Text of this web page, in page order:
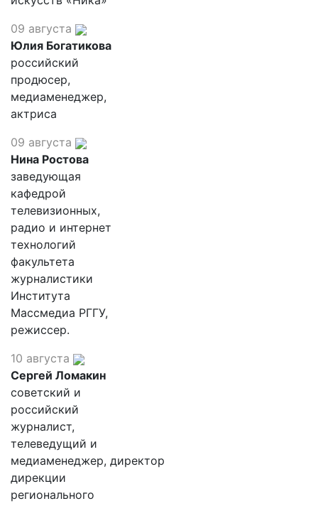
09 августа
Юлия Богатикова
российский
продюсер,
медиаменеджер,
актриса
09 августа
Нина Ростова
заведующая
кафедрой
телевизионных,
радио и интернет
технологий
факультета
журналистики
Института
Массмедиа РГГУ,
режиссер.
10 августа
Сергей Ломакин
советский и
российский
журналист,
телеведущий и
медиаменеджер, директор
дирекции
регионального